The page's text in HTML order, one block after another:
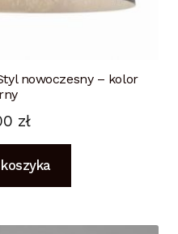
nowoczesny – kolor
zł